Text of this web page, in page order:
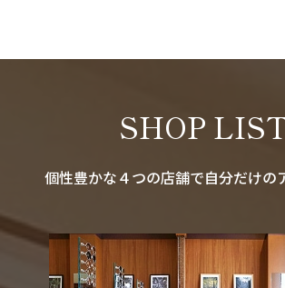
SHOP
個性豊かな４つの店舗で自分だけの